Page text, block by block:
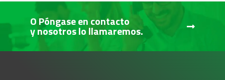
O Póngase en contacto
y nosotros lo llamaremos.